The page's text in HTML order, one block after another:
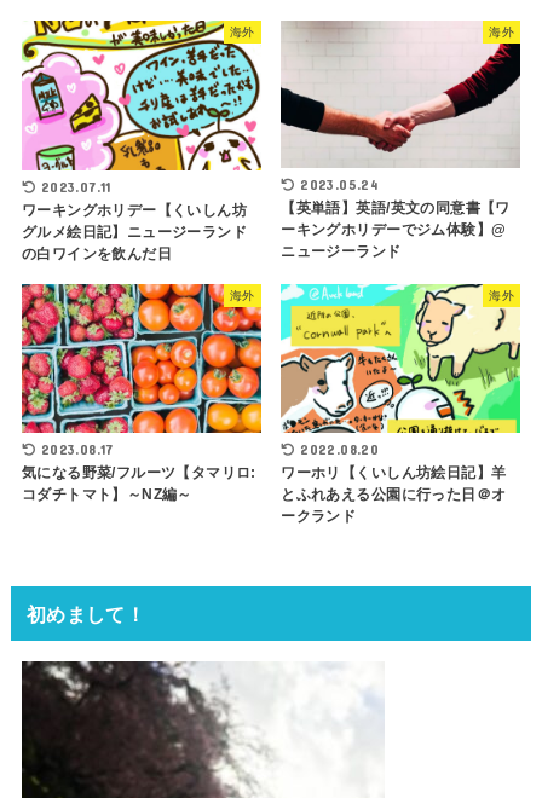
海外
2023.07.11
ワーキングホリデー【くいしん坊
グルメ絵日記】ニュージーランド
の白ワインを飲んだ日
海外
2023.05.24
【英単語】英語/英文の同意書【ワ
ーキングホリデーでジム体験】@
ニュージーランド
海外
2023.08.17
気になる野菜/フルーツ【タマリロ:
コダチトマト】～NZ編～
海外
2022.08.20
ワーホリ【くいしん坊絵日記】羊
とふれあえる公園に行った日＠オ
ークランド
初めまして！